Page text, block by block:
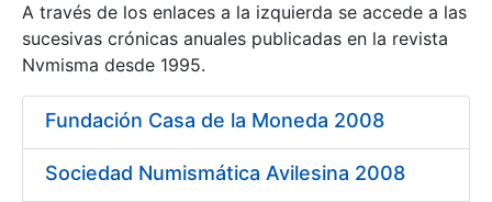
Mostrar/Ocultar
Mostrar/Ocultar
A través de los enlaces a la izquierda se accede a las
sucesivas crónicas anuales publicadas en la revista
Nvmisma desde 1995.
Fundación Casa de la Moneda 2008
Sociedad Numismática Avilesina 2008